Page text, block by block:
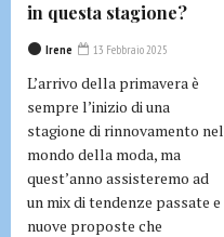
in questa stagione?
Irene 13 Febbraio 2025
L’arrivo della primavera è
sempre l’inizio di una
stagione di rinnovamento nel
mondo della moda, ma
quest’anno assisteremo ad
un mix di tendenze passate e
nuove proposte che